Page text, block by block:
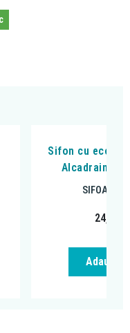
Sifon cu
Alcadrain cu
SIFOANE
24,44
Adauga